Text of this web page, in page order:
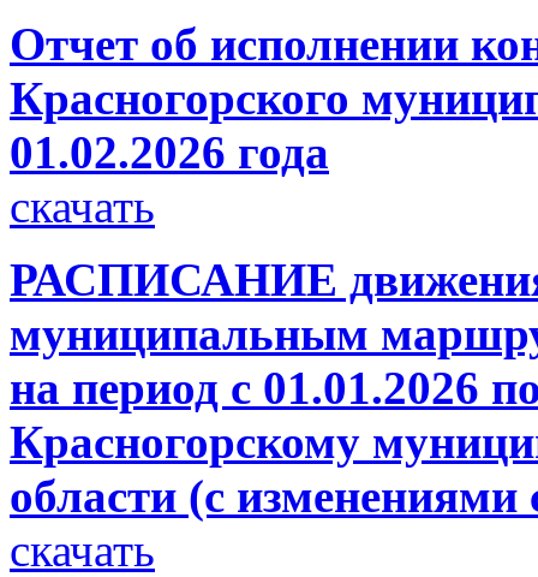
Отчет об исполнении
Красногорского
01.02.2026 года
скачать
РАСПИСАНИЕ движения
муниципальным
на период с 01.01.2026
Красногорскому
области (с изменениями
скачать